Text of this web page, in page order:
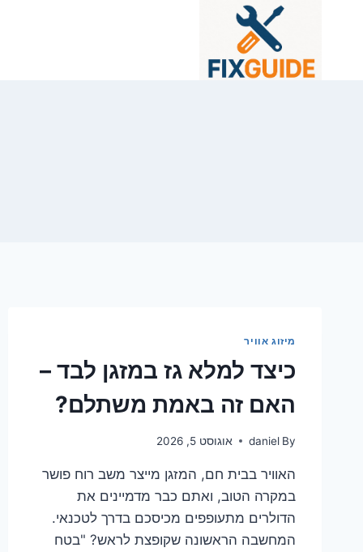
מיזוג אוויר
כיצד למלא גז במזגן לבד –
האם זה באמת משתלם?
By
daniel אוגוסט 5, 2026
האוויר בבית חם, המזגן מייצר משב רוח פושר
במקרה הטוב, ואתם כבר מדמיינים את
הדולרים מתעופפים מכיסכם בדרך לטכנאי.
המחשבה הראשונה שקופצת לראש? "בטח